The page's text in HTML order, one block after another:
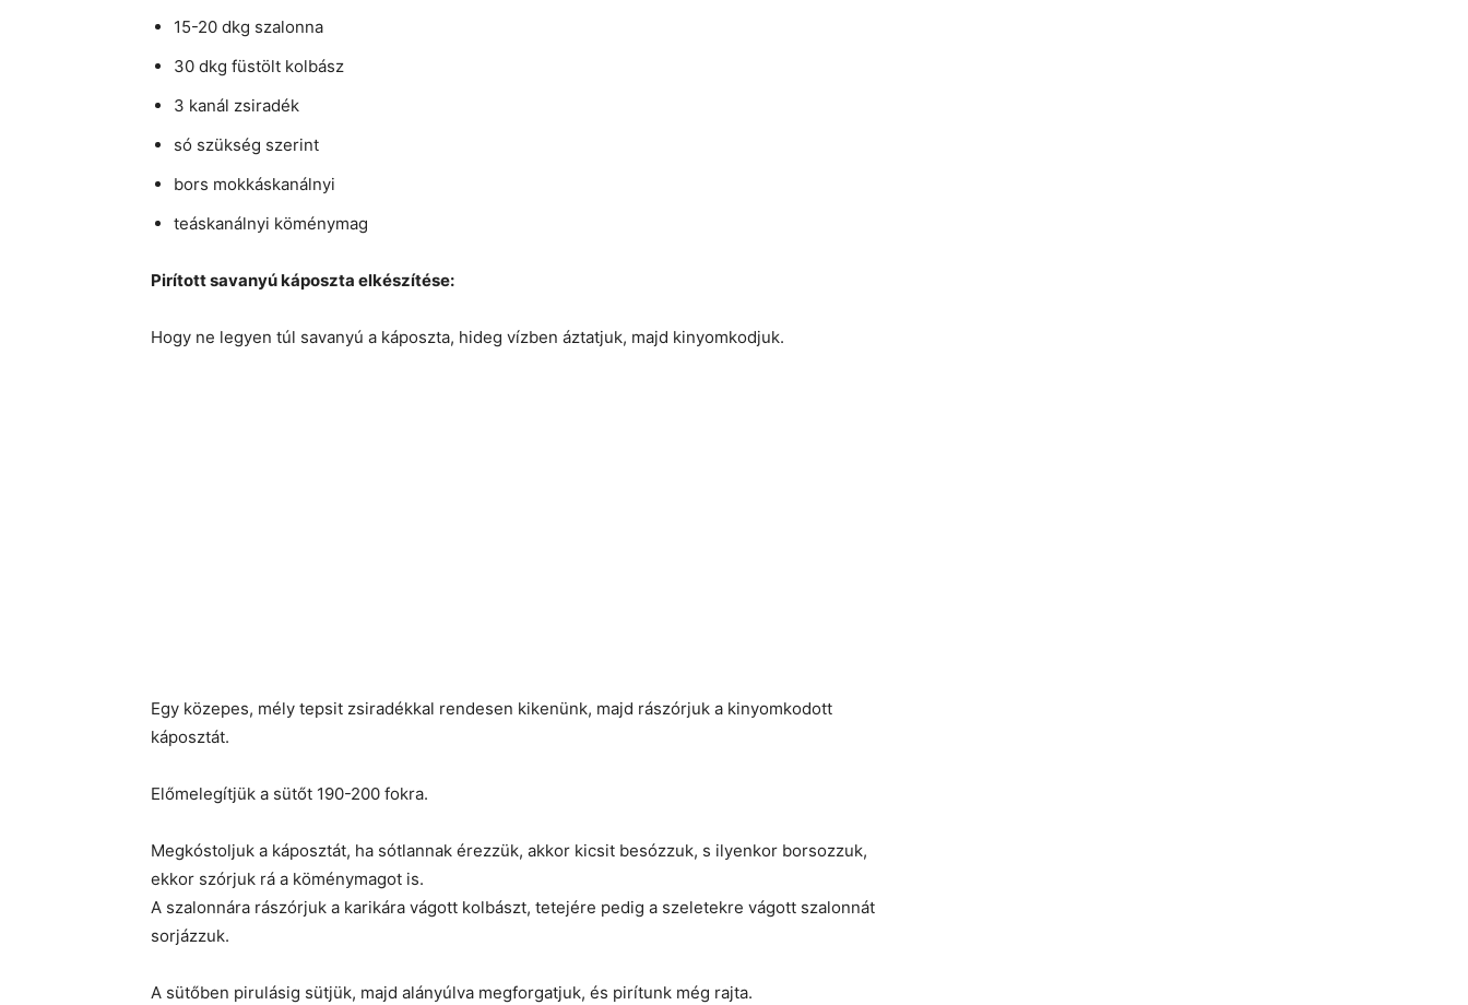
15-20 dkg szalonna
30 dkg füstölt kolbász
3 kanál zsiradék
só szükség szerint
bors mokkáskanálnyi
teáskanálnyi köménymag
Pirított savanyú káposzta elkészítése:
Hogy ne legyen túl savanyú a káposzta, hideg vízben áztatjuk, majd kinyomkodjuk.
Egy közepes, mély tepsit zsiradékkal rendesen kikenünk, majd rászórjuk a kinyomkodott
káposztát.
Előmelegítjük a sütőt 190-200 fokra.
Megkóstoljuk a káposztát, ha sótlannak érezzük, akkor kicsit besózzuk, s ilyenkor borsozzuk,
ekkor szórjuk rá a köménymagot is.
A szalonnára rászórjuk a karikára vágott kolbászt, tetejére pedig a szeletekre vágott szalonnát
sorjázzuk.
A sütőben pirulásig sütjük, majd alányúlva megforgatjuk, és pirítunk még rajta.